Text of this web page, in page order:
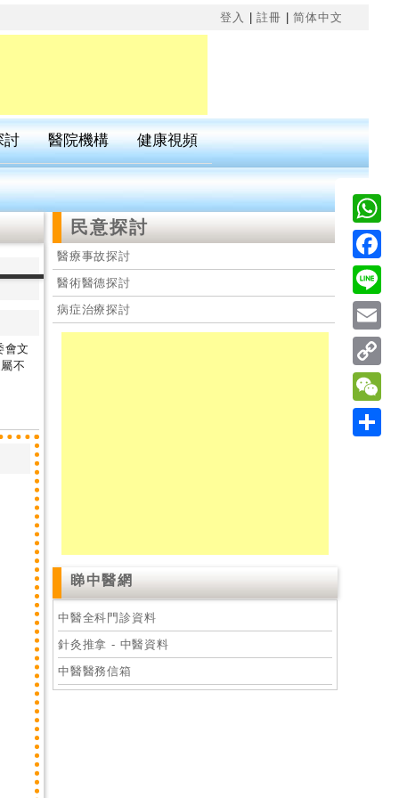
登入 |註冊 |简体中文
討 醫院機構 健康視頻
會文
不
民意探討
醫療事故探討
醫術醫德探討
病症治療探討
睇中醫網
中醫全科門診資料
針灸推拿 - 中醫資料
中醫醫務信箱
Line
Link